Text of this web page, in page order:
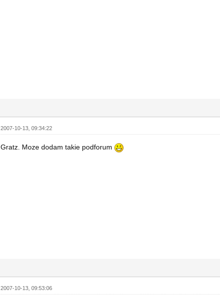
2007-10-13, 09:34:22
Gratz. Moze dodam takie podforum
2007-10-13, 09:53:06